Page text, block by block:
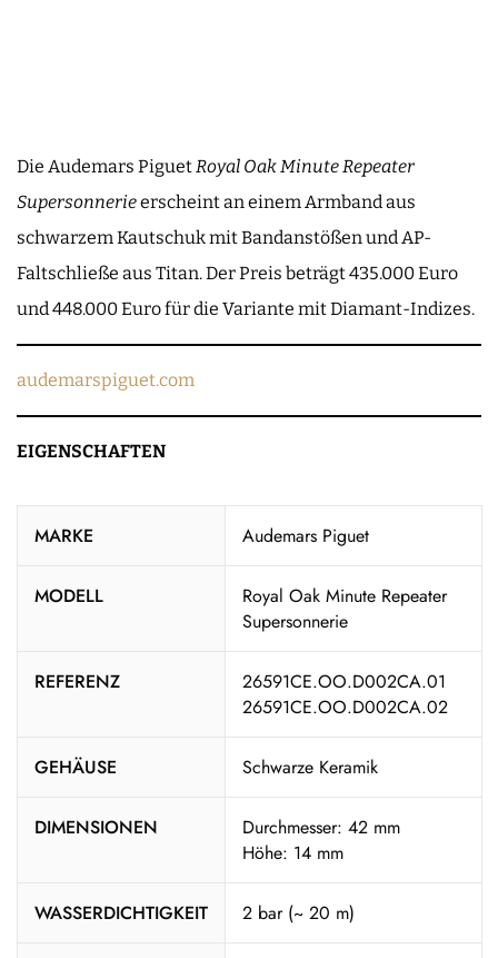
Die Audemars Piguet Royal Oak Minute Repeater
Supersonnerieerscheint an einem Armband aus
schwarzem Kautschuk mit Bandanstößen und AP-
Faltschließe aus Titan. Der Preis beträgt 435.000 Euro
und 448.000 Euro für die Variante mit Diamant-Indizes.
audemarspiguet.com
EIGENSCHAFTEN
MARKE Audemars Piguet
MODELL
Royal Oak Minute Repeater
Supersonnerie
REFERENZ
26591CE.OO.D002CA.01
26591CE.OO.D002CA.02
GEHÄUSE Schwarze Keramik
DIMENSIONEN
Durchmesser: 42 mm
Höhe: 14 mm
WASSERDICHTIGKEIT 2 bar (~ 20 m)